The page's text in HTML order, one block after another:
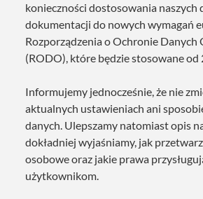
konieczności dostosowania naszych
dokumentacji do nowych wymagań
Rozporządzenia o Ochronie Danych
(RODO), które będzie stosowane od
Informujemy jednocześnie, że nie
aktualnych ustawieniach ani
danych. Ulepszamy natomiast opis
dokładniej wyjaśniamy, jak
osobowe oraz jakie prawa
użytkownikom.